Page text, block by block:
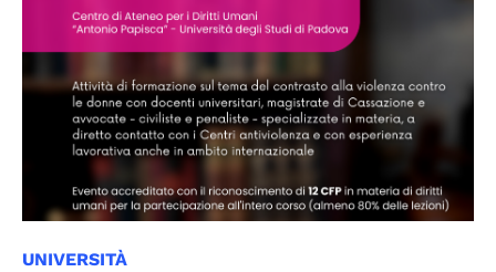
UNIVERSITÀ